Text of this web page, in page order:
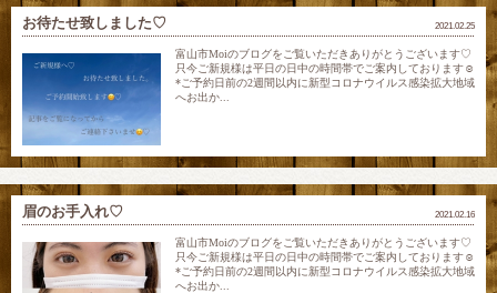
2021.02.25
お待たせ致しました♡
富山市Moiのブログをご覧いただきありがとうございます♡
只今ご新規様は平日の日中の時間帯でご案内しております☺
*ご予約日前の2週間以内に新型コロナウイルス感染拡大地域
へお出か...
2021.02.16
眉のお手入れ♡
富山市Moiのブログをご覧いただきありがとうございます♡
只今ご新規様は平日の日中の時間帯でご案内しております☺
*ご予約日前の2週間以内に新型コロナウイルス感染拡大地域
へお出か...